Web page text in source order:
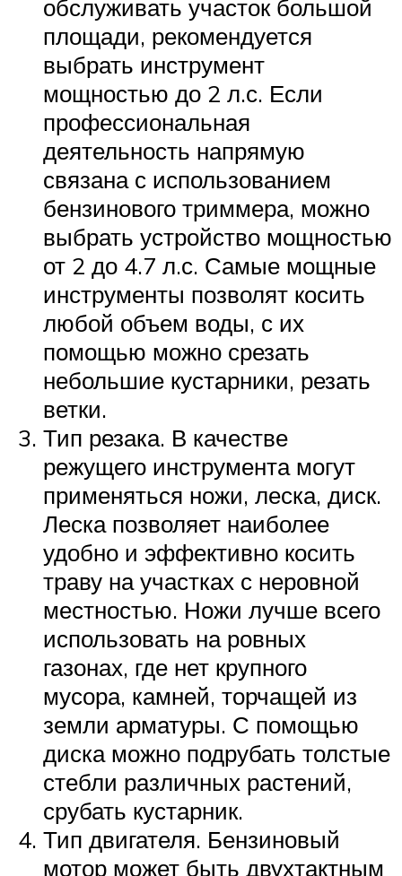
обслуживать участок большой
площади, рекомендуется
выбрать инструмент
мощностью до 2 л.с. Если
профессиональная
деятельность напрямую
связана с использованием
бензинового триммера, можно
выбрать устройство мощностью
от 2 до 4.7 л.с. Самые мощные
инструменты позволят косить
любой объем воды, с их
помощью можно срезать
небольшие кустарники, резать
ветки.
Тип резака. В качестве
режущего инструмента могут
применяться ножи, леска, диск.
Леска позволяет наиболее
удобно и эффективно косить
траву на участках с неровной
местностью. Ножи лучше всего
использовать на ровных
газонах, где нет крупного
мусора, камней, торчащей из
земли арматуры. С помощью
диска можно подрубать толстые
стебли различных растений,
срубать кустарник.
Тип двигателя. Бензиновый
мотор может быть двухтактным